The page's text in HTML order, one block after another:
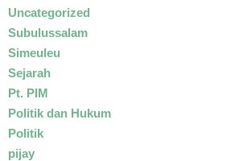
Uncategorized
Subulussalam
Simeuleu
Sejarah
Pt. PIM
Politik dan Hukum
Politik
pijay